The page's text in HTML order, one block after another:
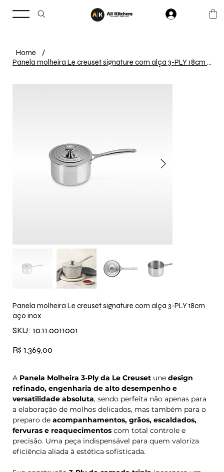
Home
/
Panela molheira Le creuset signature com alça 3-PLY 18cm aço inox
Panela molheira Le creuset signature com alça 3-PLY 18cm
aço inox
SKU:
10.11.0011001
10.11.0011001
Preço
R$ 1.369,00
A Panela Molheira 3-Ply da Le Creusetune design
refinado, engenharia de alto desempenho e
versatilidade absoluta, sendo perfeita não apenas para
a elaboração de molhos delicados, mas também para o
preparo de acompanhamentos, grãos, escaldados,
fervuras e reaquecimentoscom total controle e
precisão. Uma peça indispensável para quem valoriza
eficiência aliada à estética sofisticada.